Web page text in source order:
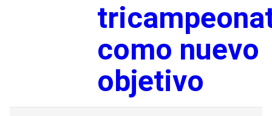
como nuevo
objetivo